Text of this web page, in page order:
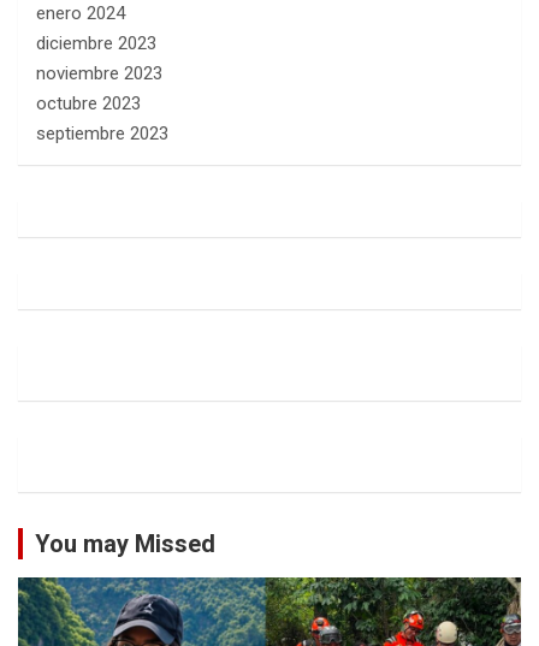
enero 2024
diciembre 2023
noviembre 2023
octubre 2023
septiembre 2023
You may Missed